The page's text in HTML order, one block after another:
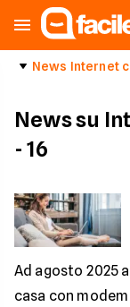
News Internet
News su
- 16
Ad agosto 2025
casa con